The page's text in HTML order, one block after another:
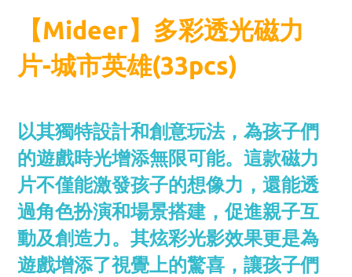
【Mideer】多彩透光磁力
片-城市英雄(33pcs)
以其獨特設計和創意玩法，為孩子們
的遊戲時光增添無限可能。這款磁力
片不僅能激發孩子的想像力，還能透
過角色扮演和場景搭建，促進親子互
動及創造力。其炫彩光影效果更是為
遊戲增添了視覺上的驚喜，讓孩子們